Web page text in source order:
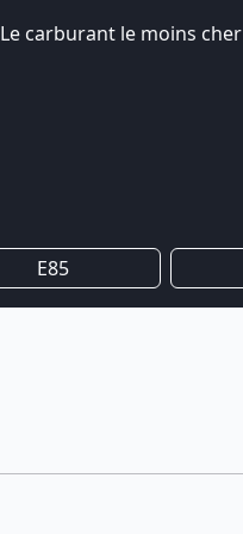
Le carburant le moins cher
E85